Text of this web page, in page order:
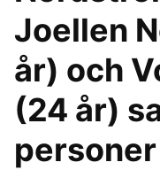
Joellen
år) och
(24 år)